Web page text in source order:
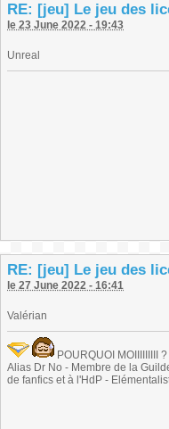
RE: [jeu] Le jeu des
le 23 June 2022 - 19:43
Unreal
RE: [jeu] Le jeu des
le 27 June 2022 - 16:41
Valérian
POURQUOI MOIIIIIIIII ?
Alias Dr No - Membre de la
de fanfics et à l'HdP -